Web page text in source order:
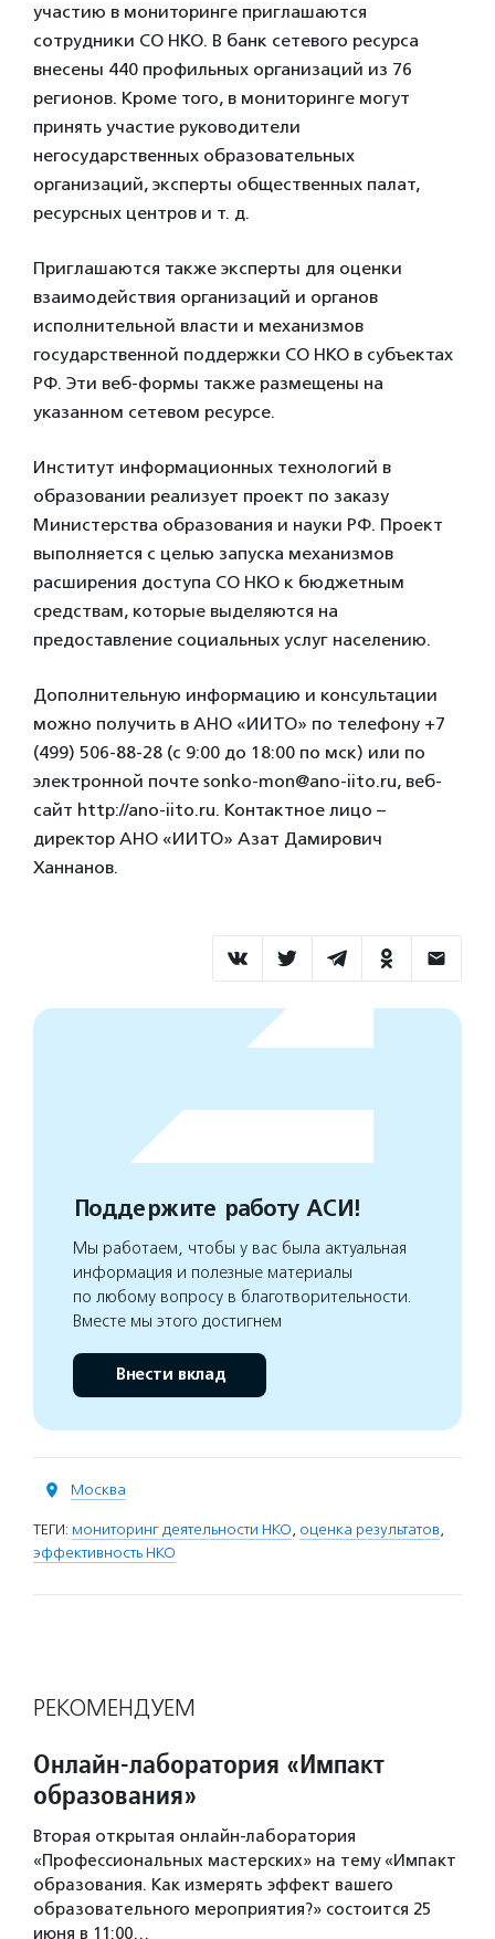
участию в мониторинге приглашаются
сотрудники СО НКО. В банк сетевого ресурса
внесены 440 профильных организаций из 76
регионов. Кроме того, в мониторинге могут
принять участие руководители
негосударственных образовательных
организаций, эксперты общественных палат,
ресурсных центров и т. д.
Приглашаются также эксперты для оценки
взаимодействия организаций и органов
исполнительной власти и механизмов
государственной поддержки СО НКО в субъектах
РФ. Эти веб-формы также размещены на
указанном сетевом ресурсе.
Институт информационных технологий в
образовании реализует проект по заказу
Министерства образования и науки РФ. Проект
выполняется с целью запуска механизмов
расширения доступа СО НКО к бюджетным
средствам, которые выделяются на
предоставление социальных услуг населению.
Дополнительную информацию и консультации
можно получить в АНО «ИИТО» по телефону +7
(499) 506-88-28 (с 9:00 до 18:00 по мск) или по
электронной почте sonko-mon@ano-iito.ru, веб-
сайт http://ano-iito.ru. Контактное лицо –
директор АНО «ИИТО» Азат Дамирович
Ханнанов.
Поддержите работу АСИ!
Мы работаем, чтобы у вас была актуальная
информация и полезные материалы
по любому вопросу в благотворительности.
Вместе мы этого достигнем
Внести вклад
Москва
ТЕГИ: мониторинг деятельности НКО, оценка результатов,
эффективность НКО
РЕКОМЕНДУЕМ
Онлайн-лаборатория «Импакт
образования»
Вторая открытая онлайн-лаборатория
«Профессиональных мастерских» на тему «Импакт
образования. Как измерять эффект вашего
образовательного мероприятия?» состоится 25
июня в 11:00…